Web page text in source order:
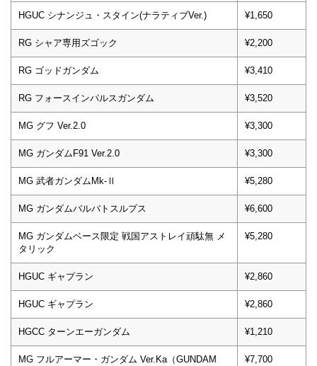
HGUC シナンジュ・スタイン(ナラティブVer.) ¥1,650
RG シャア専用ズゴック ¥2,200
RG ゴッドガンダム ¥3,410
RG フォースインパルスガンダム ¥3,520
MG グフ Ver.2.0 ¥3,300
MG ガンダムF91 Ver.2.0 ¥3,300
MG 武者ガンダムMk-Ⅱ ¥5,280
MG ガンダムバルバトスルプス ¥6,600
MG ガンダムベース限定 戦国アストレイ頑駄無 メ
タリック
¥5,280
HGUC ギャプラン ¥2,860
HGUC ギャプラン ¥2,860
HGCC ターンエーガンダム ¥1,210
MG フルアーマー・ガンダム Ver.Ka（GUNDAM
¥7,700